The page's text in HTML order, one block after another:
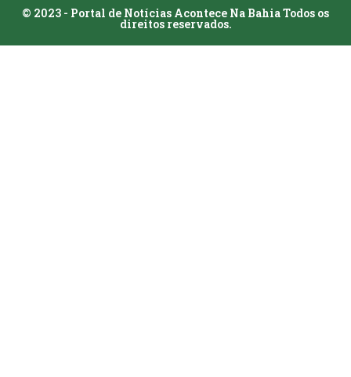
© 2023 - Portal de Notícias Acontece Na Bahia Todos os
direitos reservados.